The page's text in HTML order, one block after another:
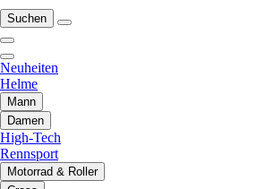
Suchen
Neuheiten
Helme
Mann
Damen
High-Tech
Rennsport
Motorrad & Roller